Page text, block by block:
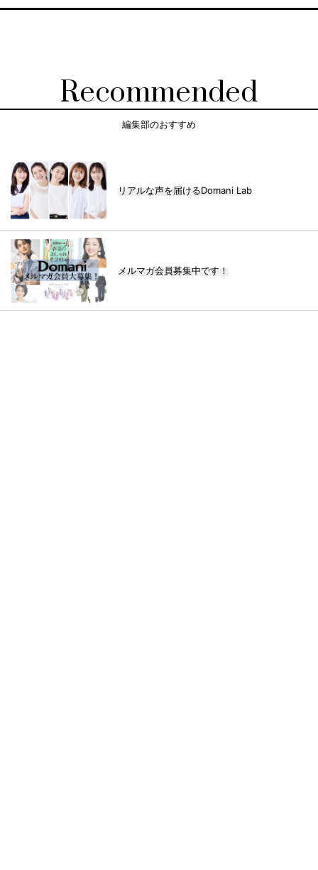
Recommended
編集部のおすすめ
リアルな声を届けるDomani Lab
メルマガ会員募集中です！